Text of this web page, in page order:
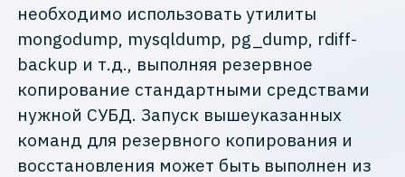
необходимо использовать утилиты
mongodump, mysqldump, pg_dump, rdiff-
backup и т.д., выполняя резервное
копирование стандартными средствами
нужной СУБД. Запуск вышеуказанных
команд для резервного копирования и
восстановления может быть выполнен из